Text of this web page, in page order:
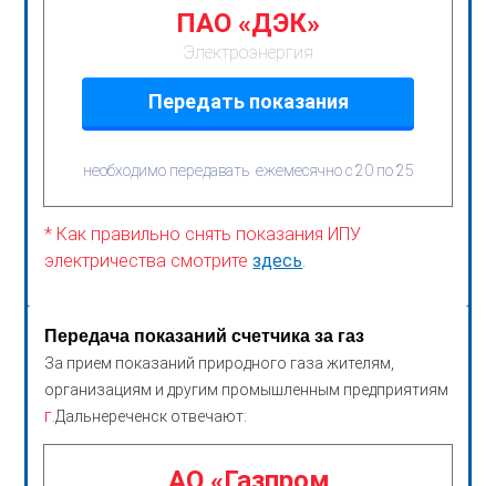
ПАО «ДЭК»
Электроэнергия
Передать показания
необходимо передавать ежемесячно с 20 по 25
* Как правильно снять показания ИПУ
электричества смотритездесь
Передача показаний счетчика за газ
За прием показаний природного газа жителям,
организациям и другим промышленным предприятиям
г. Дальнереченск отвечают: